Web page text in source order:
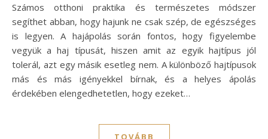
Számos otthoni praktika és természetes módszer
segíthet abban, hogy hajunk ne csak szép, de egészséges
is legyen. A hajápolás során fontos, hogy figyelembe
vegyük a haj típusát, hiszen amit az egyik hajtípus jól
tolerál, azt egy másik esetleg nem. A különböző hajtípusok
más és más igényekkel bírnak, és a helyes ápolás
érdekében elengedhetetlen, hogy ezeket…
TOVÁBB